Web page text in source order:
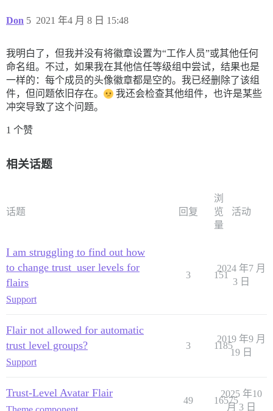
Don 2021 年4 月 8 日 15:48
5
我明白了，但我并没有将徽章设置为“工作人员”或其他任何
命名组。不过，如果我在其他信任等级组中尝试，结果也是
一样的：每个成员的头像徽章都是空的。我已经删除了该组
件，但问题依旧存在。
我还会检查其他组件，也许是某些
冲突导致了这个问题。
1 个赞
相关话题
话题 回复
浏
览
量
活动
I am struggling to find out how
to change trust_user levels for
flairs
Support
3 151
2024 年7 月
3 日
Flair not allowed for automatic
trust level groups?
Support
3 1185
2019 年9 月
19 日
Trust-Level Avatar Flair
49 16575
2025 年10
月 3 日